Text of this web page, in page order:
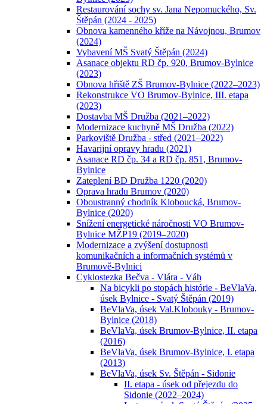
Restaurování sochy sv. Jana Nepomuckého, Sv.
Štěpán (2024 - 2025)
Obnova kamenného kříže na Návojnou, Brumov
(2024)
Vybavení MŠ Svatý Štěpán (2024)
Asanace objektu RD čp. 920, Brumov-Bylnice
(2023)
Obnova hřiště ZŠ Brumov-Bylnice (2022–2023)
Rekonstrukce VO Brumov-Bylnice, III. etapa
(2023)
Dostavba MŠ Družba (2021–2022)
Modernizace kuchyně MŠ Družba (2022)
Parkoviště Družba - střed (2021–2022)
Havarijní opravy hradu (2021)
Asanace RD čp. 34 a RD čp. 851, Brumov-
Bylnice
Zateplení BD Družba 1220 (2020)
Oprava hradu Brumov (2020)
Oboustranný chodník Kloboucká, Brumov-
Bylnice (2020)
Snížení energetické náročnosti VO Brumov-
Bylnice MŽP19 (2019–2020)
Modernizace a zvýšení dostupnosti
komunikačních a informačních systémů v
Brumově-Bylnici
Cyklostezka Bečva - Vlára - Váh
Na bicykli po stopách histórie - BeVlaVa,
úsek Bylnice - Svatý Štěpán (2019)
BeVlaVa, úsek Val.Klobouky - Brumov-
Bylnice (2018)
BeVlaVa, úsek Brumov-Bylnice, II. etapa
(2016)
BeVlaVa, úsek Brumov-Bylnice, I. etapa
(2013)
BeVlaVa, úsek Sv. Štěpán - Sidonie
II. etapa - úsek od přejezdu do
Sidonie (2022–2024)